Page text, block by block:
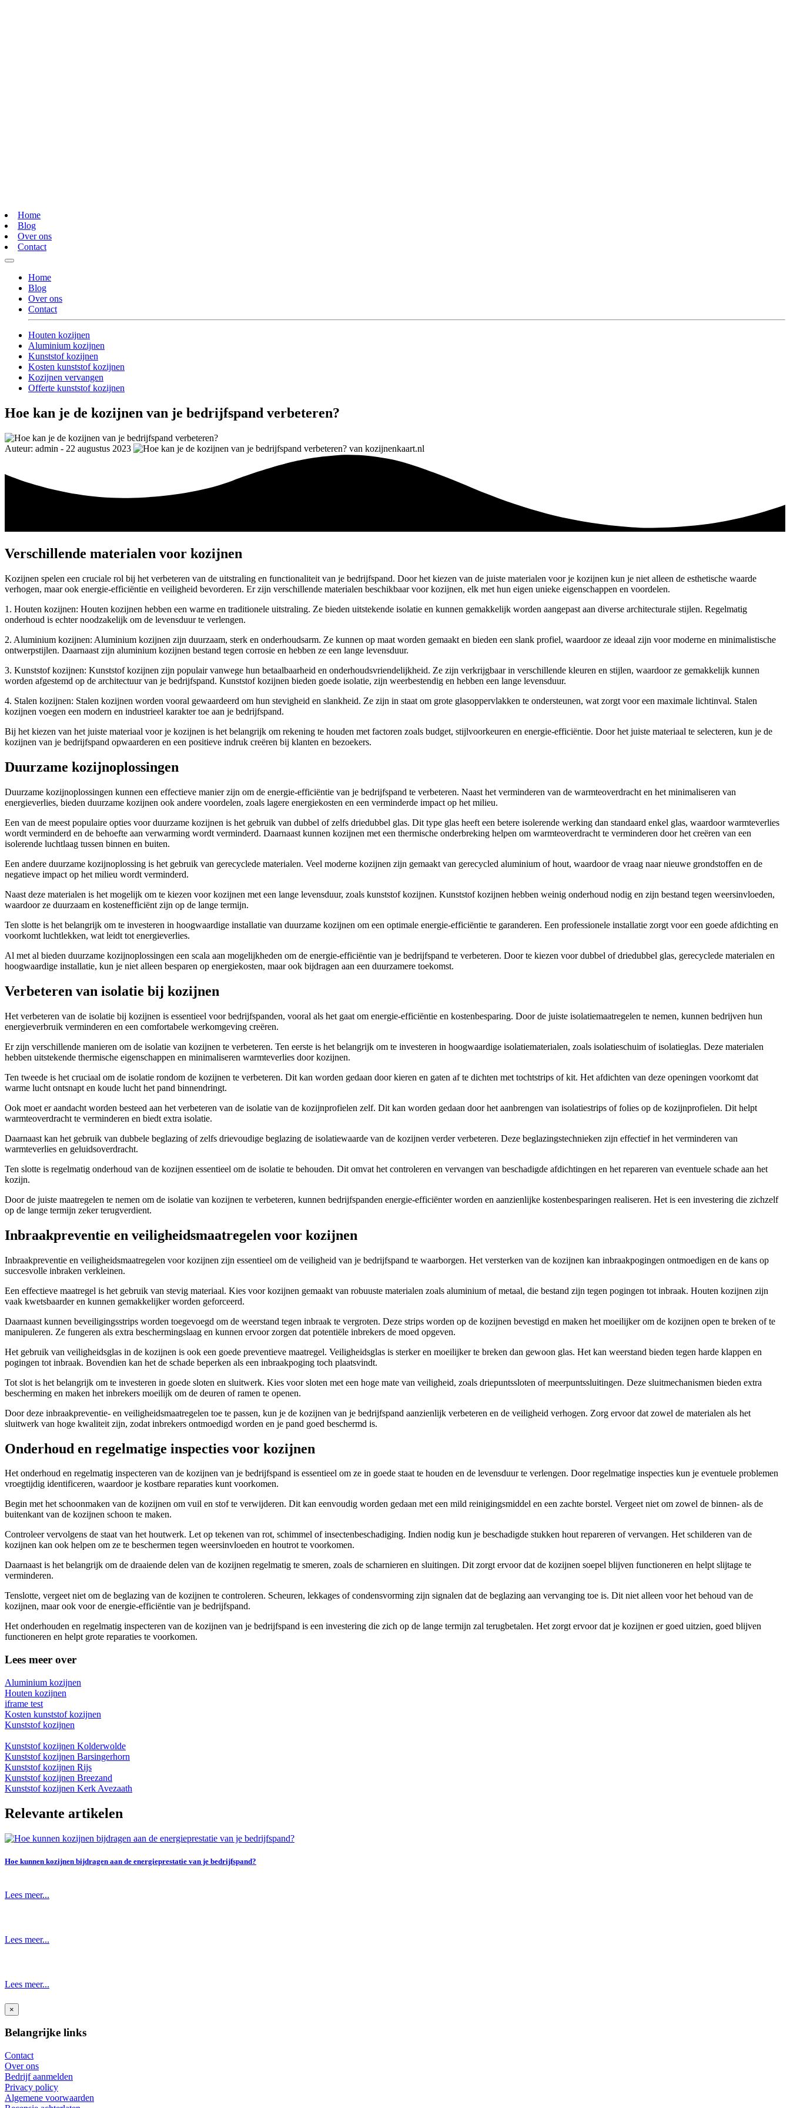
Home
Blog
Over ons
Contact
Home
Blog
Over ons
Contact
Houten kozijnen
Aluminium kozijnen
Kunststof kozijnen
Kosten kunststof kozijnen
Kozijnen vervangen
Offerte kunststof kozijnen
Hoe kan je de kozijnen van je bedrijfspand verbeteren?
Auteur: admin - 22 augustus 2023
Verschillende materialen voor kozijnen
Kozijnen spelen een cruciale rol bij het verbeteren van de uitstraling en functionaliteit van je bedrijfspand. Door het kiezen van de juiste materialen voor je kozijnen kun je niet alleen de esthetische waarde
verhogen, maar ook energie-efficiëntie en veiligheid bevorderen. Er zijn verschillende materialen beschikbaar voor kozijnen, elk met hun eigen unieke eigenschappen en voordelen.
1. Houten kozijnen: Houten kozijnen hebben een warme en traditionele uitstraling. Ze bieden uitstekende isolatie en kunnen gemakkelijk worden aangepast aan diverse architecturale stijlen. Regelmatig
onderhoud is echter noodzakelijk om de levensduur te verlengen.
2. Aluminium kozijnen: Aluminium kozijnen zijn duurzaam, sterk en onderhoudsarm. Ze kunnen op maat worden gemaakt en bieden een slank profiel, waardoor ze ideaal zijn voor moderne en minimalistische
ontwerpstijlen. Daarnaast zijn aluminium kozijnen bestand tegen corrosie en hebben ze een lange levensduur.
3. Kunststof kozijnen: Kunststof kozijnen zijn populair vanwege hun betaalbaarheid en onderhoudsvriendelijkheid. Ze zijn verkrijgbaar in verschillende kleuren en stijlen, waardoor ze gemakkelijk kunnen
worden afgestemd op de architectuur van je bedrijfspand. Kunststof kozijnen bieden goede isolatie, zijn weerbestendig en hebben een lange levensduur.
4. Stalen kozijnen: Stalen kozijnen worden vooral gewaardeerd om hun stevigheid en slankheid. Ze zijn in staat om grote glasoppervlakken te ondersteunen, wat zorgt voor een maximale lichtinval. Stalen
kozijnen voegen een modern en industrieel karakter toe aan je bedrijfspand.
Bij het kiezen van het juiste materiaal voor je kozijnen is het belangrijk om rekening te houden met factoren zoals budget, stijlvoorkeuren en energie-efficiëntie. Door het juiste materiaal te selecteren, kun je de
kozijnen van je bedrijfspand opwaarderen en een positieve indruk creëren bij klanten en bezoekers.
Duurzame kozijnoplossingen
Duurzame kozijnoplossingen kunnen een effectieve manier zijn om de energie-efficiëntie van je bedrijfspand te verbeteren. Naast het verminderen van de warmteoverdracht en het minimaliseren van
energieverlies, bieden duurzame kozijnen ook andere voordelen, zoals lagere energiekosten en een verminderde impact op het milieu.
Een van de meest populaire opties voor duurzame kozijnen is het gebruik van dubbel of zelfs driedubbel glas. Dit type glas heeft een betere isolerende werking dan standaard enkel glas, waardoor warmteverlies
wordt verminderd en de behoefte aan verwarming wordt verminderd. Daarnaast kunnen kozijnen met een thermische onderbreking helpen om warmteoverdracht te verminderen door het creëren van een
isolerende luchtlaag tussen binnen en buiten.
Een andere duurzame kozijnoplossing is het gebruik van gerecyclede materialen. Veel moderne kozijnen zijn gemaakt van gerecycled aluminium of hout, waardoor de vraag naar nieuwe grondstoffen en de
negatieve impact op het milieu wordt verminderd.
Naast deze materialen is het mogelijk om te kiezen voor kozijnen met een lange levensduur, zoals kunststof kozijnen. Kunststof kozijnen hebben weinig onderhoud nodig en zijn bestand tegen weersinvloeden,
waardoor ze duurzaam en kostenefficiënt zijn op de lange termijn.
Ten slotte is het belangrijk om te investeren in hoogwaardige installatie van duurzame kozijnen om een optimale energie-efficiëntie te garanderen. Een professionele installatie zorgt voor een goede afdichting en
voorkomt luchtlekken, wat leidt tot energieverlies.
Al met al bieden duurzame kozijnoplossingen een scala aan mogelijkheden om de energie-efficiëntie van je bedrijfspand te verbeteren. Door te kiezen voor dubbel of driedubbel glas, gerecyclede materialen en
hoogwaardige installatie, kun je niet alleen besparen op energiekosten, maar ook bijdragen aan een duurzamere toekomst.
Verbeteren van isolatie bij kozijnen
Het verbeteren van de isolatie bij kozijnen is essentieel voor bedrijfspanden, vooral als het gaat om energie-efficiëntie en kostenbesparing. Door de juiste isolatiemaatregelen te nemen, kunnen bedrijven hun
energieverbruik verminderen en een comfortabele werkomgeving creëren.
Er zijn verschillende manieren om de isolatie van kozijnen te verbeteren. Ten eerste is het belangrijk om te investeren in hoogwaardige isolatiematerialen, zoals isolatieschuim of isolatieglas. Deze materialen
hebben uitstekende thermische eigenschappen en minimaliseren warmteverlies door kozijnen.
Ten tweede is het cruciaal om de isolatie rondom de kozijnen te verbeteren. Dit kan worden gedaan door kieren en gaten af te dichten met tochtstrips of kit. Het afdichten van deze openingen voorkomt dat
warme lucht ontsnapt en koude lucht het pand binnendringt.
Ook moet er aandacht worden besteed aan het verbeteren van de isolatie van de kozijnprofielen zelf. Dit kan worden gedaan door het aanbrengen van isolatiestrips of folies op de kozijnprofielen. Dit helpt
warmteoverdracht te verminderen en biedt extra isolatie.
Daarnaast kan het gebruik van dubbele beglazing of zelfs drievoudige beglazing de isolatiewaarde van de kozijnen verder verbeteren. Deze beglazingstechnieken zijn effectief in het verminderen van
warmteverlies en geluidsoverdracht.
Ten slotte is regelmatig onderhoud van de kozijnen essentieel om de isolatie te behouden. Dit omvat het controleren en vervangen van beschadigde afdichtingen en het repareren van eventuele schade aan het
kozijn.
Door de juiste maatregelen te nemen om de isolatie van kozijnen te verbeteren, kunnen bedrijfspanden energie-efficiënter worden en aanzienlijke kostenbesparingen realiseren. Het is een investering die zichzelf
op de lange termijn zeker terugverdient.
Inbraakpreventie en veiligheidsmaatregelen voor kozijnen
Inbraakpreventie en veiligheidsmaatregelen voor kozijnen zijn essentieel om de veiligheid van je bedrijfspand te waarborgen. Het versterken van de kozijnen kan inbraakpogingen ontmoedigen en de kans op
succesvolle inbraken verkleinen.
Een effectieve maatregel is het gebruik van stevig materiaal. Kies voor kozijnen gemaakt van robuuste materialen zoals aluminium of metaal, die bestand zijn tegen pogingen tot inbraak. Houten kozijnen zijn
vaak kwetsbaarder en kunnen gemakkelijker worden geforceerd.
Daarnaast kunnen beveiligingsstrips worden toegevoegd om de weerstand tegen inbraak te vergroten. Deze strips worden op de kozijnen bevestigd en maken het moeilijker om de kozijnen open te breken of te
manipuleren. Ze fungeren als extra beschermingslaag en kunnen ervoor zorgen dat potentiële inbrekers de moed opgeven.
Het gebruik van veiligheidsglas in de kozijnen is ook een goede preventieve maatregel. Veiligheidsglas is sterker en moeilijker te breken dan gewoon glas. Het kan weerstand bieden tegen harde klappen en
pogingen tot inbraak. Bovendien kan het de schade beperken als een inbraakpoging toch plaatsvindt.
Tot slot is het belangrijk om te investeren in goede sloten en sluitwerk. Kies voor sloten met een hoge mate van veiligheid, zoals driepuntssloten of meerpuntssluitingen. Deze sluitmechanismen bieden extra
bescherming en maken het inbrekers moeilijk om de deuren of ramen te openen.
Door deze inbraakpreventie- en veiligheidsmaatregelen toe te passen, kun je de kozijnen van je bedrijfspand aanzienlijk verbeteren en de veiligheid verhogen. Zorg ervoor dat zowel de materialen als het
sluitwerk van hoge kwaliteit zijn, zodat inbrekers ontmoedigd worden en je pand goed beschermd is.
Onderhoud en regelmatige inspecties voor kozijnen
Het onderhoud en regelmatig inspecteren van de kozijnen van je bedrijfspand is essentieel om ze in goede staat te houden en de levensduur te verlengen. Door regelmatige inspecties kun je eventuele problemen
vroegtijdig identificeren, waardoor je kostbare reparaties kunt voorkomen.
Begin met het schoonmaken van de kozijnen om vuil en stof te verwijderen. Dit kan eenvoudig worden gedaan met een mild reinigingsmiddel en een zachte borstel. Vergeet niet om zowel de binnen- als de
buitenkant van de kozijnen schoon te maken.
Controleer vervolgens de staat van het houtwerk. Let op tekenen van rot, schimmel of insectenbeschadiging. Indien nodig kun je beschadigde stukken hout repareren of vervangen. Het schilderen van de
kozijnen kan ook helpen om ze te beschermen tegen weersinvloeden en houtrot te voorkomen.
Daarnaast is het belangrijk om de draaiende delen van de kozijnen regelmatig te smeren, zoals de scharnieren en sluitingen. Dit zorgt ervoor dat de kozijnen soepel blijven functioneren en helpt slijtage te
verminderen.
Tenslotte, vergeet niet om de beglazing van de kozijnen te controleren. Scheuren, lekkages of condensvorming zijn signalen dat de beglazing aan vervanging toe is. Dit niet alleen voor het behoud van de
kozijnen, maar ook voor de energie-efficiëntie van je bedrijfspand.
Het onderhouden en regelmatig inspecteren van de kozijnen van je bedrijfspand is een investering die zich op de lange termijn zal terugbetalen. Het zorgt ervoor dat je kozijnen er goed uitzien, goed blijven
functioneren en helpt grote reparaties te voorkomen.
Lees meer over
Aluminium kozijnen
Houten kozijnen
iframe test
Kosten kunststof kozijnen
Kunststof kozijnen
Kunststof kozijnen Kolderwolde
Kunststof kozijnen Barsingerhorn
Kunststof kozijnen Rijs
Kunststof kozijnen Breezand
Kunststof kozijnen Kerk Avezaath
Relevante artikelen
Hoe kunnen kozijnen bijdragen aan de energieprestatie van je bedrijfspand?
Lees meer...
Lees meer...
Lees meer...
×
Belangrijke links
Contact
Over ons
Bedrijf aanmelden
Privacy policy
Algemene voorwaarden